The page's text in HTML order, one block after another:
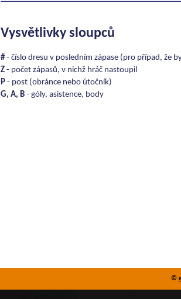
Vysvětlivky sloupců
#- číslo dresu v posledním zápase (pro případ, že
Z - počet zápasů, v nichž hráč nastoupil
P - post (obránce nebo útočník)
G, A, B - góly, asistence, body
©